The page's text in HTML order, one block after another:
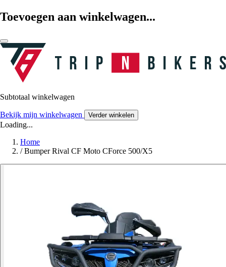
Toevoegen aan winkelwagen...
Subtotaal winkelwagen
Bekijk mijn winkelwagen Verder winkelen
Loading...
Home
/ Bumper Rival CF Moto CForce 500/X5